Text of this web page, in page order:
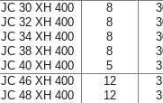
JC 30 XH 400
JC 32 XH 400
JC 34 XH 400
JC 38 XH 400
JC 40 XH 400
8
8
8
8
5
JC 46 XH 400
JC 48 XH 400
12
12